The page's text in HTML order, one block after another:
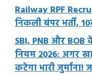
Railway RPF
निकली बंपर भर्ती,
SBI, PNB और
नियम 2026: अगर
कटेगा भारी